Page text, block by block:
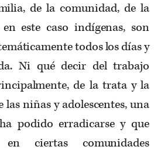
de la comunidad, de la
este caso indígenas, son
todos los días y
Ni qué decir del trabajo
de la trata y la
niñas y adolescentes, una
podido erradicarse y que
ciertas comunidades